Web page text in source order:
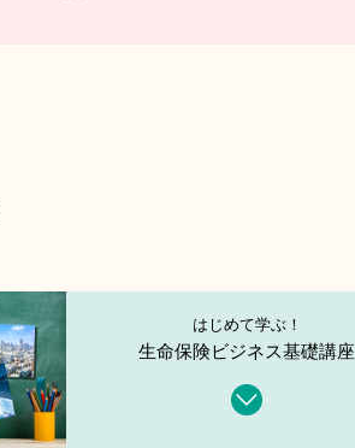
はじめて学ぶ！
生命保険ビジネス基礎講座